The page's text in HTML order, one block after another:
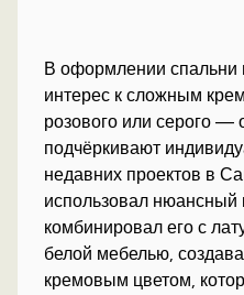
В оформлении спальни
интерес к сложным
розового или серого —
подчёркивают
недавних проектов в
использовал нюансный
комбинировал его с
белой мебелью,
кремовым цветом,